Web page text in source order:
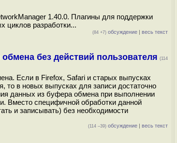
1.40.0. Плагины для поддержки
циклов разработки...
(84 +7) обсуждение | весь текст
без действий пользователя (114
Если в Firefox, Safari и старых выпусках
то в новых выпусках для записи достаточно
данных из буфера обмена при выполнении
Вместо специфичной обработки данной
и записывать) без необходимости
(114 –39) обсуждение | весь текст